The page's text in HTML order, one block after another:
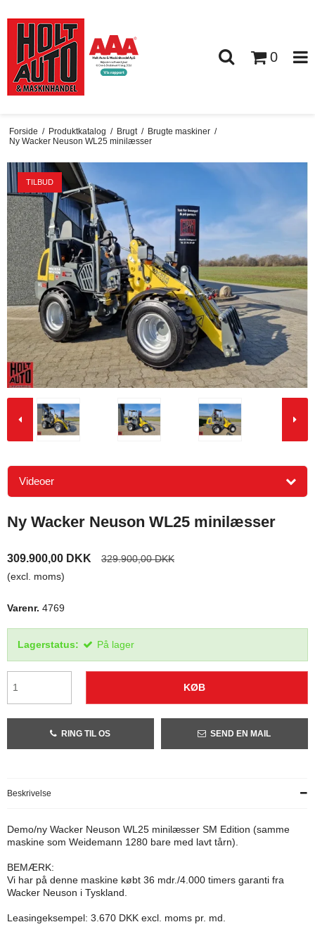
0
Forside / Produktkatalog / Brugt / Brugte maskiner /
Ny Wacker Neuson WL25 minilæsser
TILBUD
Videoer
Ny Wacker Neuson WL25 minilæsser
309.900,00 DKK
329.900,00 DKK
(excl. moms)
Varenr. 4769
Lagerstatus: På lager
KØB
RING TIL OS SEND EN MAIL
Beskrivelse
Demo/ny Wacker Neuson WL25 minilæsser SM Edition (samme
maskine som Weidemann 1280 bare med lavt tårn).
BEMÆRK:
Vi har på denne maskine købt 36 mdr./4.000 timers garanti fra
Wacker Neuson i Tyskland.
Leasingeksempel: 3.670 DKK excl. moms pr. md.